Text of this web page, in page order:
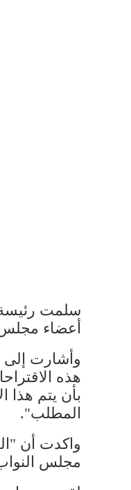
سلمت رئيسة
أعضاء مجلس
وأشارت إلى
هذه
بأن يتم هذا
المطلب".
واكدت أن
مجلس النواب" 44/2017، عملت على صياغته اللجنة القانونية في الهيئة الوطنية لشؤون